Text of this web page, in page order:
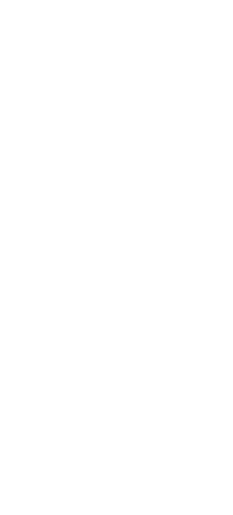
dropbear_2019.78-